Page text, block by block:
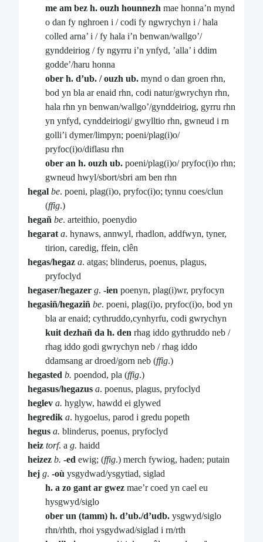
me am bez h. ouzh hounnezh mae honna’n mynd
o dan fy nghroen i / codi fy ngwrychyn i / hala
colled arna’ i / fy hala i’n benwan/wallgo’/
gynddeiriog / fy ngyrru i’n ynfyd, ’alla’ i ddim
godde’/haru honna
ober h. d’ub. / ouzh ub. mynd o dan groen rhn,
bod yn bla ar enaid rhn, codi natur/gwrychyn rhn,
hala rhn yn benwan/wallgo’/gynddeiriog, gyrru rhn
yn ynfyd, cynddeiriogi/ gwylltio rhn, gwneud i rn
golli’i dymer/limpyn; poeni/plag(i)o/
pryfoc(i)o/diflasu rhn
ober an h. ouzh ub. poeni/plag(i)o/ pryfoc(i)o rhn;
gwneud hwyl/sbort/sbri am ben rhn
hegal be. poeni, plag(i)o, pryfoc(i)o; tynnu coes/clun
(ffig.)
hegañ be. arteithio, poenydio
hegarat a. hynaws, annwyl, rhadlon, addfwyn, tyner,
tirion, caredig, ffein, clên
hegas/hegaz a. atgas; blinderus, poenus, plagus,
pryfoclyd
hegaser/hegazer g. -ien poenyn, plag(i)wr, pryfocyn
hegasiñ/hegaziñ be. poeni, plag(i)o, pryfoc(i)o, bod yn
bla ar enaid; cythruddo,cynhyrfu, codi gwrychyn
kuit dezhañ da h. den rhag iddo gythruddo neb /
rhag iddo godi gwrychyn neb / rhag iddo
ddamsang ar droed/gorn neb (ffig.)
hegasted b. poendod, pla (ffig.)
hegasus/hegazus a. poenus, plagus, pryfoclyd
heglev a. hyglyw, hawdd ei glywed
hegredik a. hygoelus, parod i gredu popeth
hegus a. blinderus, poenus, pryfoclyd
heiz torf. a g. haidd
heizez b. -ed ewig; (ffig.) merch fywiog, haden; putain
hej g. -où ysgydwad/ysgytiad, siglad
h. a zo gant ar gwez mae’r coed yn cael eu
hysgwyd/siglo
ober un (tamm) h. d’ub./d’udb. ysgwyd/siglo
rhn/rhth, rhoi ysgydwad/siglad i rn/rth